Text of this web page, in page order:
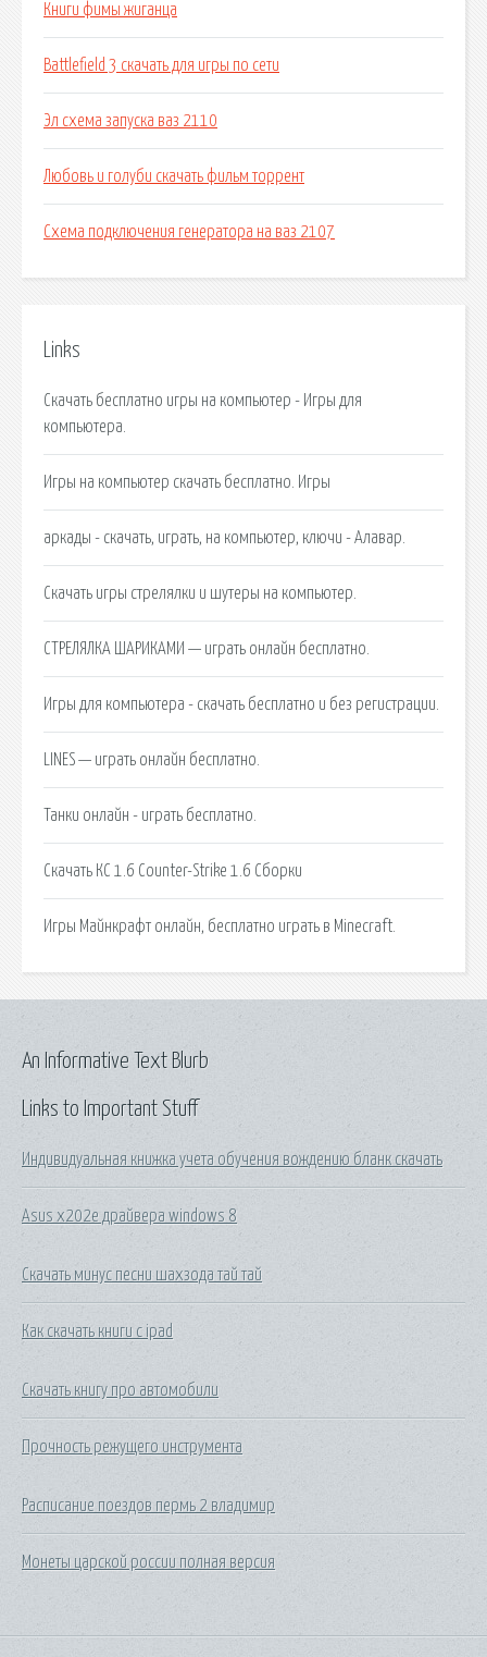
Книги фимы жиганца
Battlefield 3 скачать для игры по сети
Эл схема запуска ваз 2110
Любовь и голуби скачать фильм торрент
Схема подключения генератора на ваз 2107
Links
Скачать бесплатно игры на компьютер - Игры для
компьютера.
Игры на компьютер скачать бесплатно. Игры
аркады - скачать, играть, на компьютер, ключи - Алавар.
Скачать игры стрелялки и шутеры на компьютер.
СТРЕЛЯЛКА ШАРИКАМИ — играть онлайн бесплатно.
Игры для компьютера - скачать бесплатно и без регистрации.
LINES — играть онлайн бесплатно.
Танки онлайн - играть бесплатно.
Скачать КС 1.6 Counter-Strike 1.6 Сборки
Игры Майнкрафт онлайн, бесплатно играть в Minecraft.
Links to Important Stuff
Индивидуальная книжка учета обучения вождению бланк скачать
Asus x202e драйвера windows 8
Скачать минус песни шахзода тай тай
Как скачать книги с ipad
Скачать книгу про автомобили
Прочность режущего инструмента
Расписание поездов пермь 2 владимир
Монеты царской россии полная версия
An Informative Text Blurb